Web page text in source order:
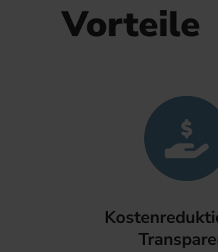
Vorteile